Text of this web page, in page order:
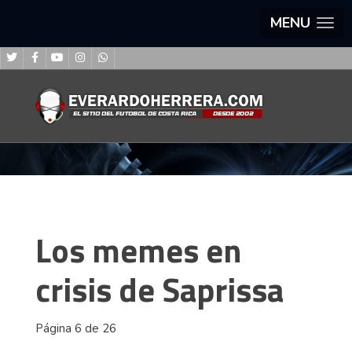
MENU
Los memes en
crisis de Saprissa
Página 6 de 26